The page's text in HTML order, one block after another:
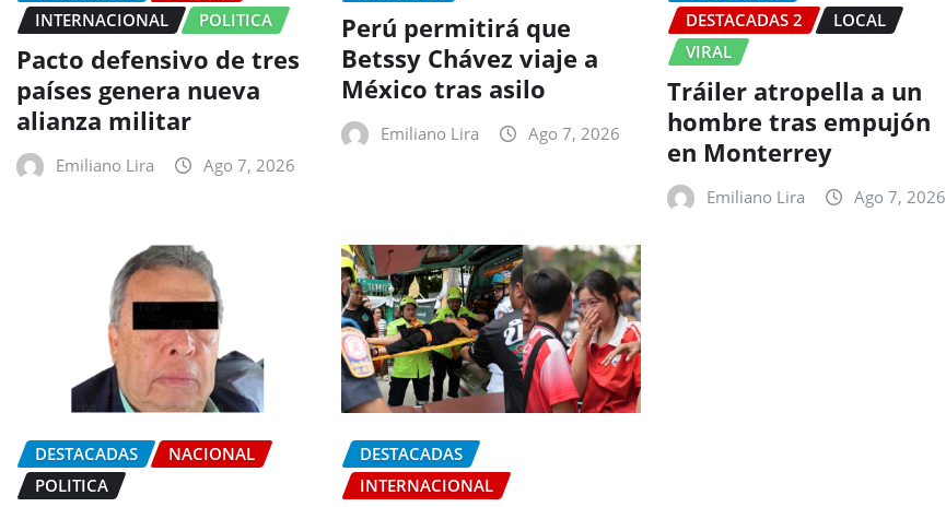
INTERNACIONAL
POLITICA
Pacto defensivo de tres
países genera nueva
alianza militar
Emiliano Lira Ago 7, 2026
Perú permitirá que
Betssy Chávez viaje a
México tras asilo
Emiliano Lira Ago 7, 2026
DESTACADAS 2
LOCAL
VIRAL
Tráiler atropella a un
hombre tras empujón
en Monterrey
Emiliano Lira Ago 7, 2026
DESTACADAS
NACIONAL
POLITICA
DESTACADAS
INTERNACIONAL